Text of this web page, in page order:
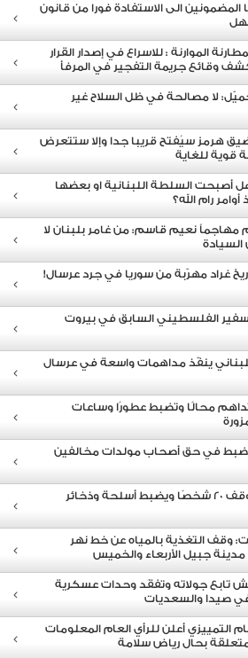
الى الاستفادة فورا من قانون
الموارنة : للاسراع في إصدار القرار
وقائع جريمة التفجير في المرفأ
لا مصالحة في ظل السلاح غير
هرمز سيُفتح قريبا جدا وإلا ستتعرض
قوية للغاية
أصبحت السلطة اللبنانية او بعضها
أوامر رام الله؟
مهاجماً نعيم قاسم: من غامر بلبنان لا
غراد مهرّبة من سوريا في جرد عرسال!
الفلسطيني السابق في بيروت
ينفّذ مداهمات واسعة في عرسال
محالًا وتضبط عطورًا وساعات
الجيش يوقف 20 شخصًا ويضبط أسلحة وذخائر
وقف التغذية بالمياه عن خط نهر
مدينة جبيل الأربعاء والخميس
تابع جولاته وتفقَد وحدات عسكرية
صيدا والسعديات
التمييزي أعلن للرأي العام المعلومات
بحال رياض سلامة